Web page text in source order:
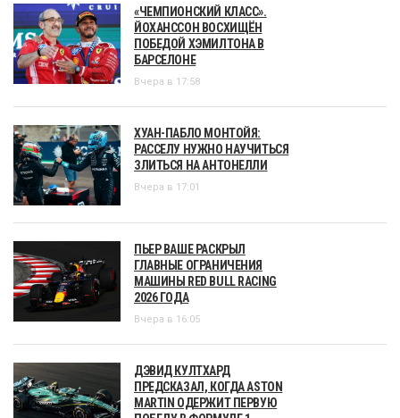
«ЧЕМПИОНСКИЙ КЛАСС».
ЙОХАНССОН ВОСХИЩЁН
ПОБЕДОЙ ХЭМИЛТОНА В
БАРСЕЛОНЕ
Вчера в 17:58
ХУАН-ПАБЛО МОНТОЙЯ:
РАССЕЛУ НУЖНО НАУЧИТЬСЯ
ЗЛИТЬСЯ НА АНТОНЕЛЛИ
Вчера в 17:01
ПЬЕР ВАШЕ РАСКРЫЛ
ГЛАВНЫЕ ОГРАНИЧЕНИЯ
МАШИНЫ RED BULL RACING
2026 ГОДА
Вчера в 16:05
ДЭВИД КУЛТХАРД
ПРЕДСКАЗАЛ, КОГДА ASTON
MARTIN ОДЕРЖИТ ПЕРВУЮ